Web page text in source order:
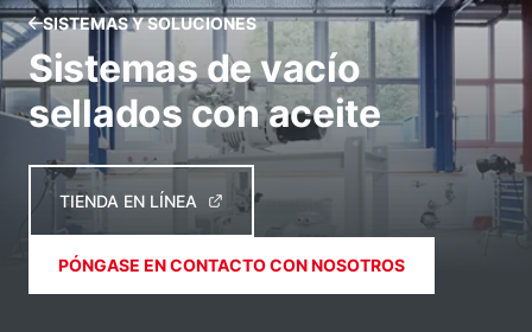
SISTEMAS Y SOLUCIONES
Sistemas de vacío
sellados con aceite
TIENDA EN LÍNEA
PÓNGASE EN CONTACTO CON NOSOTROS